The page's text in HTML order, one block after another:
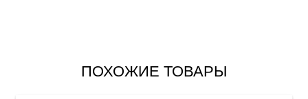
ПОХОЖИЕ ТОВАРЫ